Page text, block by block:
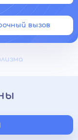
вызов